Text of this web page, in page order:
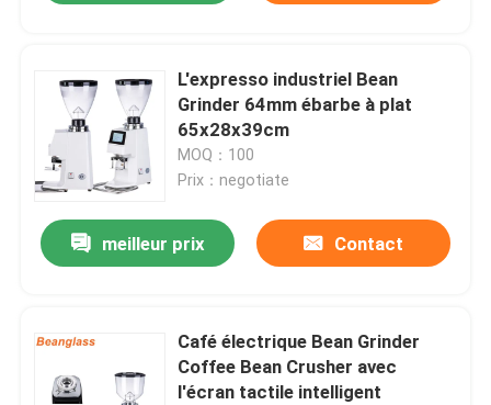
L'expresso industriel Bean
Grinder 64mm ébarbe à plat
65x28x39cm
MOQ：100
Prix：negotiate
meilleur prix Contact
Café électrique Bean Grinder
Coffee Bean Crusher avec
l'écran tactile intelligent